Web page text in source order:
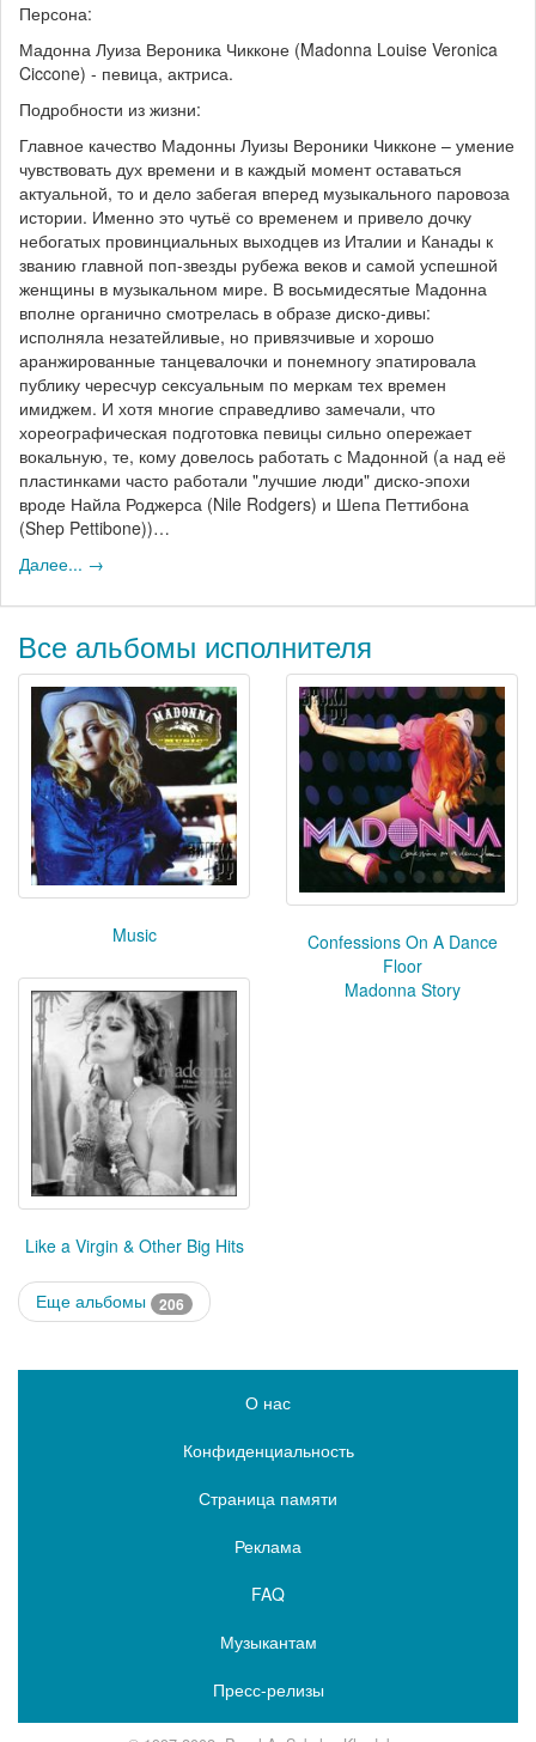
Персона:
Мадонна Луиза Вероника Чикконе (Madonna Louise Veronica
Ciccone) - певица, актриса.
Подробности из жизни:
Главное качество Мадонны Луизы Вероники Чикконе – умение
чувствовать дух времени и в каждый момент оставаться
актуальной, то и дело забегая вперед музыкального паровоза
истории. Именно это чутьё со временем и привело дочку
небогатых провинциальных выходцев из Италии и Канады к
званию главной поп-звезды рубежа веков и самой успешной
женщины в музыкальном мире. В восьмидесятые Мадонна
вполне органично смотрелась в образе диско-дивы:
исполняла незатейливые, но привязчивые и хорошо
аранжированные танцевалочки и понемногу эпатировала
публику чересчур сексуальным по меркам тех времен
имиджем. И хотя многие справедливо замечали, что
хореографическая подготовка певицы сильно опережает
вокальную, те, кому довелось работать с Мадонной (а над её
пластинками часто работали "лучшие люди" диско-эпохи
вроде Найла Роджерса (Nile Rodgers) и Шепа Петтибона
(Shep Pettibone))…
Далее... →
Все альбомы исполнителя
Music
Confessions On A Dance
Floor
Like a Virgin & Other Big Hits
Madonna Story
Еще альбомы 206
О нас
Конфиденциальность
Страница памяти
Реклама
FAQ
Музыкантам
Пресс-релизы